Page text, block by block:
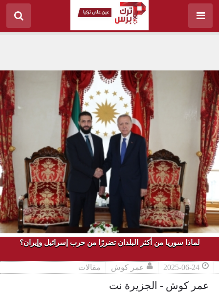
لماذا سوريا من أكثر البلدان تضررًا من حرب إسرائيل وإيران؟
2025-06-24 عمر كوش مقالات
عمر كوش - الجزيرة نت